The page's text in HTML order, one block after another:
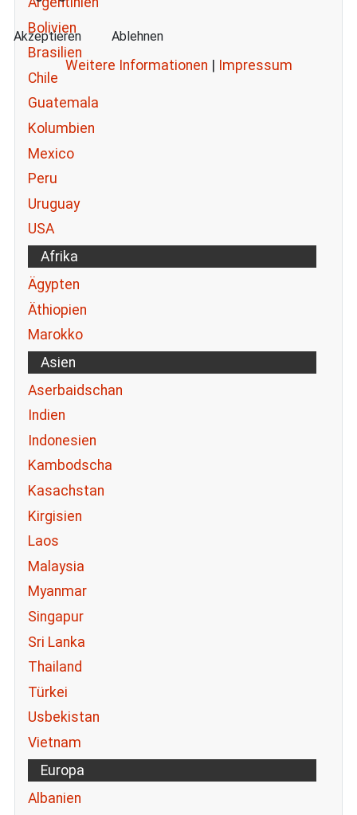
Bolivien
Brasilien
Chile
Guatemala
Kolumbien
Mexico
Peru
Uruguay
USA
Afrika
Ägypten
Äthiopien
Marokko
Asien
Aserbaidschan
Indien
Indonesien
Kambodscha
Kasachstan
Kirgisien
Laos
Malaysia
Myanmar
Singapur
Sri Lanka
Thailand
Türkei
Usbekistan
Vietnam
Europa
Albanien
Akzeptieren Ablehnen
Weitere Informationen Impressum